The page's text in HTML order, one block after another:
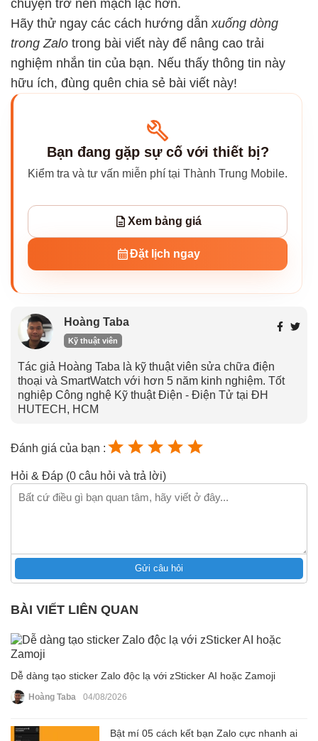
chuyện trở nên mạch lạc hơn.
Hãy thử ngay các cách hướng dẫnxuống dòng
trong Zalo trong bài viết này để nâng cao trải
nghiệm nhắn tin của bạn. Nếu thấy thông tin này
hữu ích, đùng quên chia sẻ bài viết này!
Bạn đang gặp sự cố với thiết bị?
Kiểm tra và tư vấn miễn phí tại Thành Trung Mobile.
Xem bảng giá
Đặt lịch ngay
Hoàng Taba
Kỹ thuật viên
Tác giả Hoàng Taba là kỹ thuật viên sửa chữa điện
thoại và SmartWatch với hơn 5 năm kinh nghiệm. Tốt
nghiệp Công nghệ Kỹ thuật Điện - Điện Tử tại ĐH
HUTECH, HCM
Đánh giá của bạn :
Hỏi & Đáp (0 câu hỏi và trả lời)
Gửi câu hỏi
BÀI VIẾT LIÊN QUAN
Dễ dàng tạo sticker Zalo độc lạ với zSticker AI hoặc Zamoji
Hoàng Taba 04/08/2026
Bật mí 05 cách kết bạn Zalo cực nhanh ai